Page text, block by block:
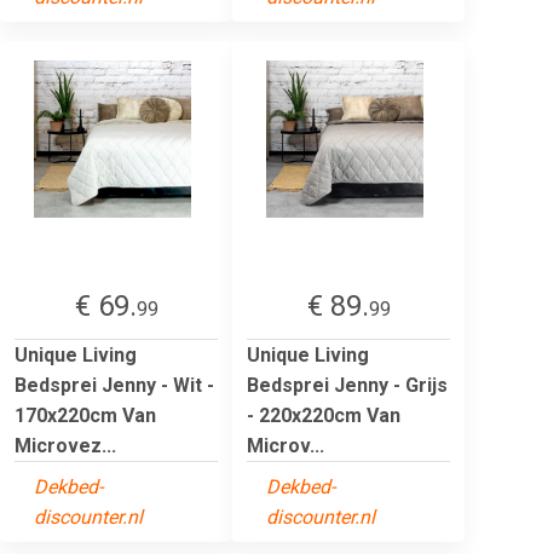
€ 69.99
Unique Living
Bedsprei Jenny - Wit -
170x220cm Van
Microvez...
Dekbed-
discounter.nl
€ 89.99
Unique Living
Bedsprei Jenny - Grijs
- 220x220cm Van
Microv...
Dekbed-
discounter.nl